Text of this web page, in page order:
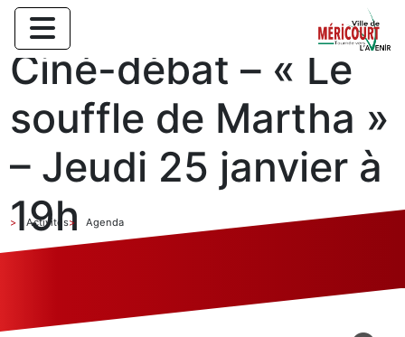
Ciné-débat – « Le
souffle de Martha »
– Jeudi 25 janvier à
19h
Activités Agenda